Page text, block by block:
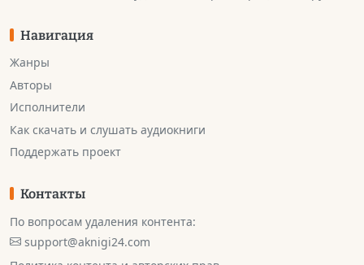
Навигация
Жанры
Авторы
Исполнители
Как скачать и слушать аудиокниги
Поддержать проект
Контакты
По вопросам удаления контента:
support@aknigi24.com